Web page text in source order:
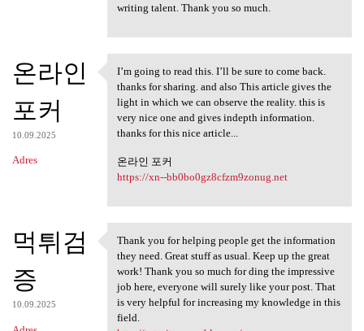
writing talent. Thank you so much.
온라인
포커
10.09.2025
Adres
I’m going to read this. I’ll
I’m going to read this. I’ll be sure to come back.
thanks for sharing. and also This article gives the
light in which we can observe the reality. this is
very nice one and gives indepth information.
thanks for this nice article...
온라인 포커
https://xn--bb0bo0gz8cfzm9zonug.net
먹튀검
증
10.09.2025
Thank you for helping people
Thank you for helping people get the information
they need. Great stuff as usual. Keep up the great
work! Thank you so much for ding the impressive
job here, everyone will surely like your post. That
is very helpful for increasing my knowledge in this
field.